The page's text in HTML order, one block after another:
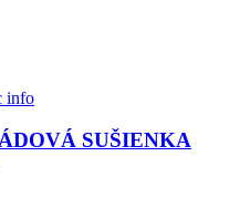
info
SUŠIENKA